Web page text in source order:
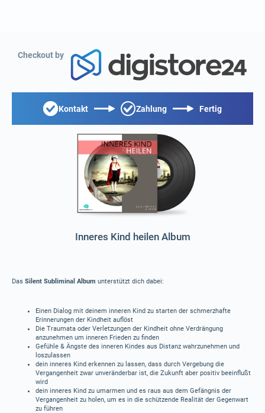
Checkout by
Kontakt Zahlung Fertig
Inneres Kind heilen Album
Das Silent Subliminal Album unterstützt dich dabei:
Einen Dialog mit deinem inneren Kind zu starten der schmerzhafte
Erinnerungen der Kindheit auflöst
Die Traumata oder Verletzungen der Kindheit ohne Verdrängung
anzunehmen um inneren Frieden zu finden
Gefühle & Ängste des inneren Kindes aus Distanz wahrzunehmen und
loszulassen
dein inneres Kind erkennen zu lassen, dass durch Vergebung die
Vergangenheit zwar unveränderbar ist, die Zukunft aber positiv beeinflußt
wird
dein inneres Kind zu umarmen und es raus aus dem Gefängnis der
Vergangenheit zu holen, um es in die schützende Realität der Gegenwart
zu führen